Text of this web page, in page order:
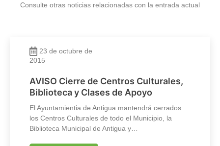
Consulte otras noticias relacionadas con la entrada actual
23 de octubre de
2015
AVISO Cierre de Centros Culturales,
Biblioteca y Clases de Apoyo
El Ayuntamientia de Antigua mantendrá cerrados
los Centros Culturales de todo el Municipio, la
Biblioteca Municipal de Antigua y…